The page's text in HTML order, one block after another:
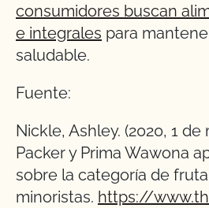
consumidores buscan
e integrales para
saludable.
Fuente:
Nickle, Ashley. (2020, 1 de
Packer y Prima Wawona
sobre la categoría de
minoristas. https://